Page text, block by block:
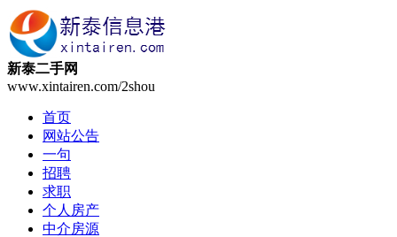
新泰二手网
www.xintairen.com/2shou
首页
网站公告
一句
招聘
求职
个人房产
中介房源